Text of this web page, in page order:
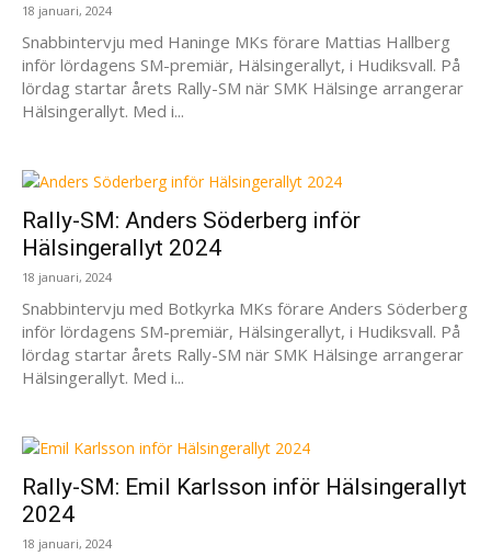
18 januari, 2024
Snabbintervju med Haninge MKs förare Mattias Hallberg
inför lördagens SM-premiär, Hälsingerallyt, i Hudiksvall. På
lördag startar årets Rally-SM när SMK Hälsinge arrangerar
Hälsingerallyt. Med i...
Rally-SM: Anders Söderberg inför
Hälsingerallyt 2024
18 januari, 2024
Snabbintervju med Botkyrka MKs förare Anders Söderberg
inför lördagens SM-premiär, Hälsingerallyt, i Hudiksvall. På
lördag startar årets Rally-SM när SMK Hälsinge arrangerar
Hälsingerallyt. Med i...
Rally-SM: Emil Karlsson inför Hälsingerallyt
2024
18 januari, 2024